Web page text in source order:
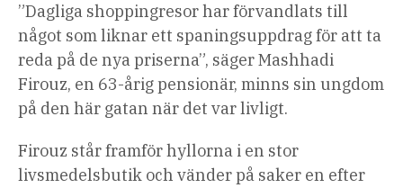
med
4
artiklar
av
listan
”Dagliga shoppingresor har förvandlats till
något som liknar ett spaningsuppdrag för att ta
reda på de nya priserna”, säger Mashhadi
Firouz, en 63-årig pensionär, minns sin ungdom
på den här gatan när det var livligt.
Firouz står framför hyllorna i en stor
livsmedelsbutik och vänder på saker en efter